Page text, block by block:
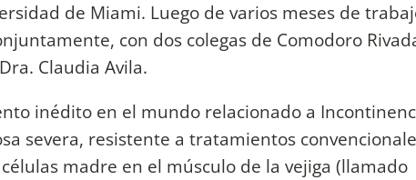
de Miami. Luego de varios meses de
con dos colegas de Comodoro
Claudia Avila.
inédito en el mundo relacionado a
severa, resistente a tratamientos
madre en el músculo de la vejiga (llamado